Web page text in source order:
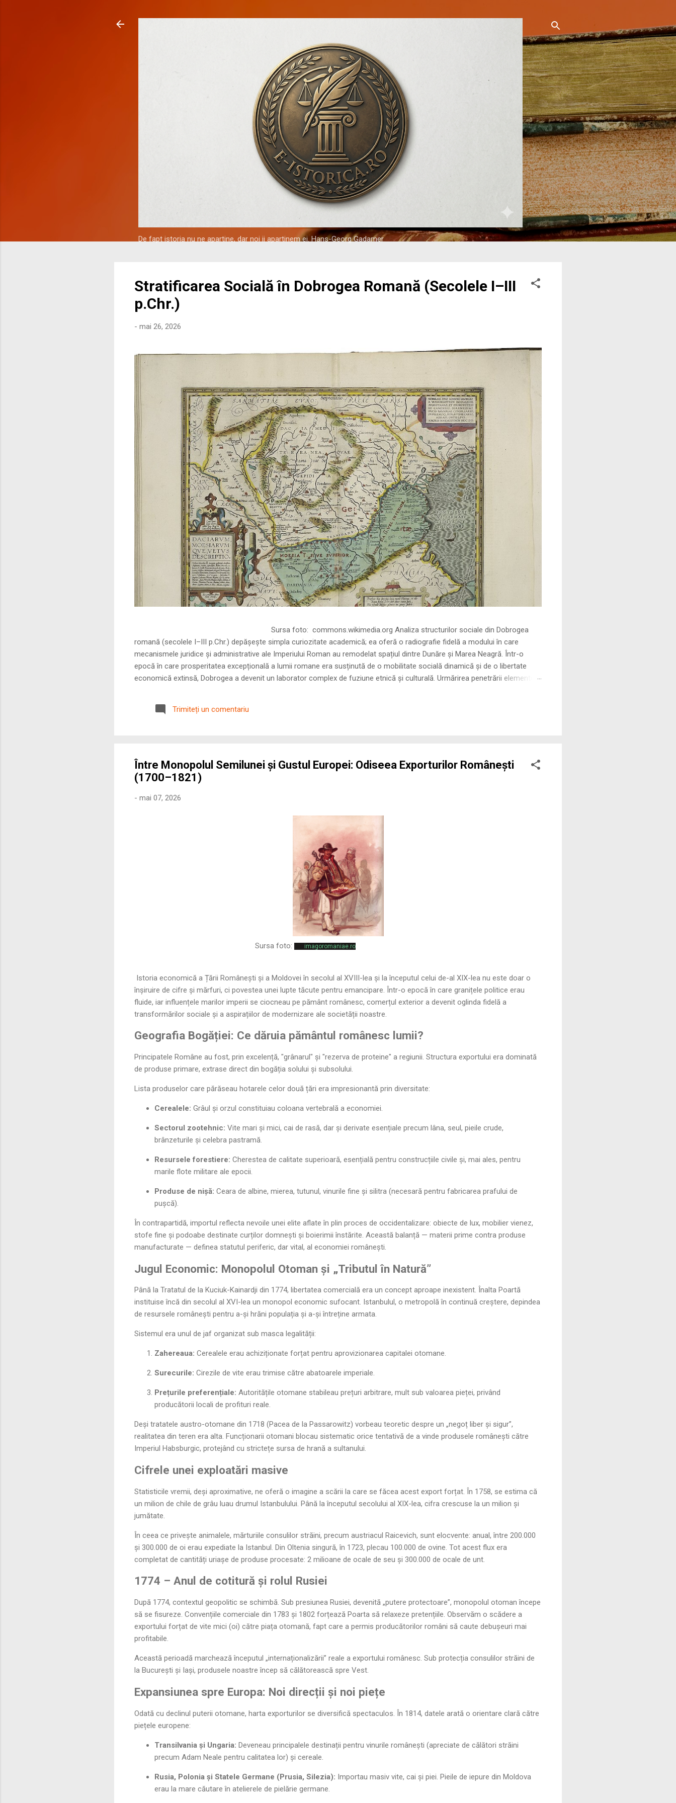
De fapt istoria nu ne apartine, dar noi ii apartinem ei. Hans-Georg Gadamer
Stratificarea Socială în Dobrogea Romană (Secolele I–III
p.Chr.)
- mai 26, 2026
Sursa foto: commons.wikimedia.org Analiza structurilor sociale din Dobrogea
romană (secolele I–III p.Chr.) depășește simpla curiozitate academică; ea oferă o radiografie fidelă a modului în care
mecanismele juridice și administrative ale Imperiului Roman au remodelat spațiul dintre Dunăre și Marea Neagră. Într-o
epocă în care prosperitatea excepțională a lumii romane era susținută de o mobilitate socială dinamică și de o libertate
economică extinsă, Dobrogea a devenit un laborator complex de fuziune etnică și culturală. Urmărirea penetrării elementului
precizie profunzimea și ritmul procesului de rom...
Trimiteți un comentariu
Între Monopolul Semilunei și Gustul Europei: Odiseea Exporturilor Românești
(1700–1821)
- mai 07, 2026
Sursa foto: imagoromaniae.ro
Istoria economică a Țării Românești și a Moldovei în secolul al XVIII-lea și la începutul celui de-al XIX-lea nu este doar o
înșiruire de cifre și mărfuri, ci povestea unei lupte tăcute pentru emancipare. Într-o epocă în care granițele politice erau
fluide, iar influențele marilor imperii se ciocneau pe pământ românesc, comerțul exterior a devenit oglinda fidelă a
transformărilor sociale și a aspirațiilor de modernizare ale societății noastre.
Geografia Bogăției: Ce dăruia pământul românesc lumii?
Principatele Române au fost, prin excelență, "grânarul" și "rezerva de proteine" a regiunii. Structura exportului era dominată
de produse primare, extrase direct din bogăția solului și subsolului.
Lista produselor care părăseau hotarele celor două țări era impresionantă prin diversitate:
Cerealele: Grâul și orzul constituiau coloana vertebrală a economiei.
Sectorul zootehnic: Vite mari și mici, cai de rasă, dar și derivate esențiale precum lâna, seul, pieile crude,
brânzeturile și celebra pastramă.
Resursele forestiere: Cherestea de calitate superioară, esențială pentru construcțiile civile și, mai ales, pentru
marile flote militare ale epocii.
Produse de nișă: Ceara de albine, mierea, tutunul, vinurile fine și silitra (necesară pentru fabricarea prafului de
pușcă).
În contrapartidă, importul reflecta nevoile unei elite aflate în plin proces de occidentalizare: obiecte de lux, mobilier vienez,
stofe fine și podoabe destinate curților domnești și boierimii înstărite. Această balanță — materii prime contra produse
manufacturate — definea statutul periferic, dar vital, al economiei românești.
Jugul Economic: Monopolul Otoman și „Tributul în Natură”
Până la Tratatul de la Kuciuk-Kainardji din 1774, libertatea comercială era un concept aproape inexistent. Înalta Poartă
instituise încă din secolul al XVI-lea un monopol economic sufocant. Istanbulul, o metropolă în continuă creștere, depindea
de resursele românești pentru a-și hrăni populația și a-și întreține armata.
Sistemul era unul de jaf organizat sub masca legalității:
Zahereaua: Cerealele erau achiziționate forțat pentru aprovizionarea capitalei otomane.
Surecurile: Cirezile de vite erau trimise către abatoarele imperiale.
Prețurile preferențiale: Autoritățile otomane stabileau prețuri arbitrare, mult sub valoarea pieței, privând
producătorii locali de profituri reale.
Deși tratatele austro-otomane din 1718 (Pacea de la Passarowitz) vorbeau teoretic despre un „negoț liber și sigur”,
realitatea din teren era alta. Funcționarii otomani blocau sistematic orice tentativă de a vinde produsele românești către
Imperiul Habsburgic, protejând cu strictețe sursa de hrană a sultanului.
Cifrele unei exploatări masive
Statisticile vremii, deși aproximative, ne oferă o imagine a scării la care se făcea acest export forțat. În 1758, se estima că
un milion de chile de grâu luau drumul Istanbulului. Până la începutul secolului al XIX-lea, cifra crescuse la un milion și
jumătate.
În ceea ce privește animalele, mărturiile consulilor străini, precum austriacul Raicevich, sunt elocvente: anual, între 200.000
și 300.000 de oi erau expediate la Istanbul. Din Oltenia singură, în 1723, plecau 100.000 de ovine. Tot acest flux era
completat de cantități uriașe de produse procesate: 2 milioane de ocale de seu și 300.000 de ocale de unt.
1774 – Anul de cotitură și rolul Rusiei
După 1774, contextul geopolitic se schimbă. Sub presiunea Rusiei, devenită „putere protectoare”, monopolul otoman începe
să se fisureze. Convențiile comerciale din 1783 și 1802 forțează Poarta să relaxeze pretențiile. Observăm o scădere a
exportului forțat de vite mici (oi) către piața otomană, fapt care a permis producătorilor români să caute debușeuri mai
profitabile.
Această perioadă marchează începutul „internaționalizării” reale a exportului românesc. Sub protecția consulilor străini de
la București și Iași, produsele noastre încep să călătorească spre Vest.
Expansiunea spre Europa: Noi direcții și noi piețe
Odată cu declinul puterii otomane, harta exporturilor se diversifică spectaculos. În 1814, datele arată o orientare clară către
piețele europene:
Transilvania și Ungaria: Deveneau principalele destinații pentru vinurile românești (apreciate de călători străini
precum Adam Neale pentru calitatea lor) și cereale.
Rusia, Polonia și Statele Germane (Prusia, Silezia): Importau masiv vite, cai și piei. Pieile de iepure din Moldova
erau la mare căutare în atelierele de pielărie germane.